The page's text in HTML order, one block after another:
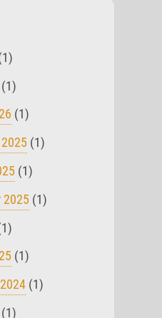
(1)
(1)
(1)
(1)
2025 (1)
(1)
(1)
(1)